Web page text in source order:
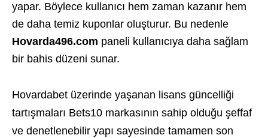
yapar. Böylece kullanıcı hem zaman kazanır hem
de daha temiz kuponlar oluşturur. Bu nedenle
Hovarda496.com paneli kullanıcıya daha sağlam
bir bahis düzeni sunar.
Hovardabet üzerinde yaşanan lisans güncelliği
tartışmaları Bets10 markasının sahip olduğu şeffaf
ve denetlenebilir yapı sayesinde tamamen son